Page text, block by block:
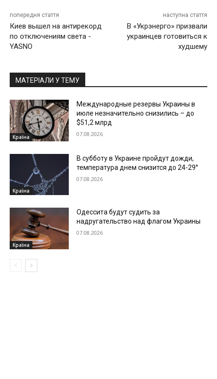
попередня стаття
Киев вышел на антирекорд
по отключениям света -
YASNO
наступна стаття
В «Укрэнерго» призвали
украинцев готовиться к
худшему
МАТЕРІАЛИ У ТЕМУ
Країна
Международные резервы Украины в
июле незначительно снизились – до
$51,2 млрд
07.08.2026
Країна
В субботу в Украине пройдут дожди,
температура днем снизится до 24-29°
07.08.2026
Країна
Одессита будут судить за
надругательство над флагом Украины
07.08.2026